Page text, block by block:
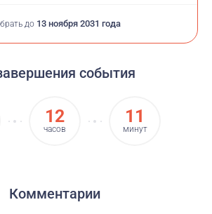
до 13 ноября 2031 года
события
12
часов
11
минут
Комментарии